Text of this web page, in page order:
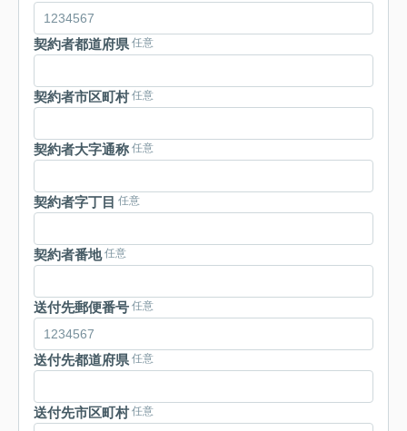
契約者都道府県 任意
契約者市区町村 任意
契約者大字通称 任意
契約者字丁目 任意
契約者番地 任意
送付先郵便番号 任意
送付先都道府県 任意
送付先市区町村 任意